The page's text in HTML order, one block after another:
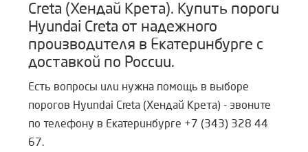
Creta (Хендай Крета). Купить пороги
Hyundai Creta от надежного
производителя в Екатеринбурге с
доставкой по России.
Есть вопросы или нужна помощь в выборе
порогов Hyundai Creta (Хендай Крета) - звоните
по телефону в Екатеринбурге +7 (343) 328 44
67.